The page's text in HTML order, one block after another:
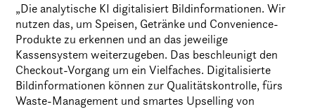
„Die analytische KI digitalisiert Bildinformationen. Wir
nutzen das, um Speisen, Getränke und Convenience-
Produkte zu erkennen und an das jeweilige
Kassensystem weiterzugeben. Das beschleunigt den
Checkout-Vorgang um ein Vielfaches. Digitalisierte
Bildinformationen können zur Qualitätskontrolle, fürs
Waste-Management und smartes Upselling von